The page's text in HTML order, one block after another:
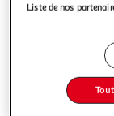
Description
Liste de nos